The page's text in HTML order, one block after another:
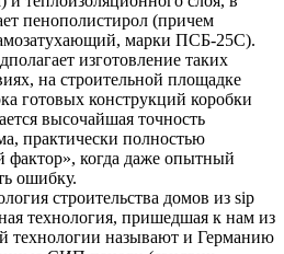
пенополистирол (причем
марки ПСБ-25С).
изготовление таких
на строительной площадке
готовых конструкций коробки
высочайшая точность
практически полностью
фактор», когда даже опытный
ошибку.
строительства домов из sip
технология, пришедшая к нам из
технологии называют и Германию